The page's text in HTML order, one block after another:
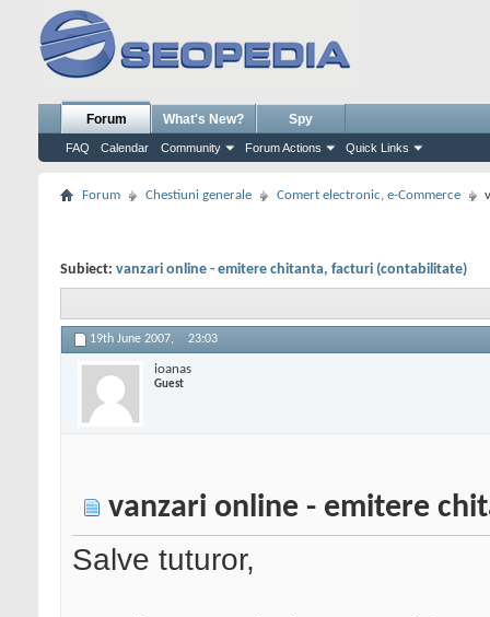
Forum
FAQ Calendar Community Forum Actions Quick Links
What's New? Spy
Forum Chestiuni generale Comert electronic, e-Commerce
Subiect: vanzari online - emitere chitanta, facturi (contabilitate)
19th June 2007, 23:03
ioanas
Guest
vanzari online - emitere
Salve tuturor,